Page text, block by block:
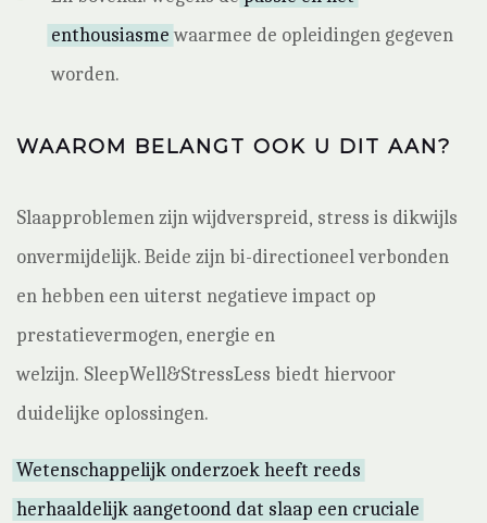
enthousiasmewaarmee de opleidingen gegeven
worden.
WAAROM BELANGT OOK U DIT AAN?
Slaapproblemen zijn wijdverspreid, stress is dikwijls
onvermijdelijk. Beide zijn bi-directioneel verbonden
en hebben een uiterst negatieve impact op
prestatievermogen, energie en
welzijn. SleepWell&StressLess biedt hiervoor
duidelijke oplossingen.
Wetenschappelijk onderzoek heeft reeds
herhaaldelijk aangetoond dat slaap een cruciale